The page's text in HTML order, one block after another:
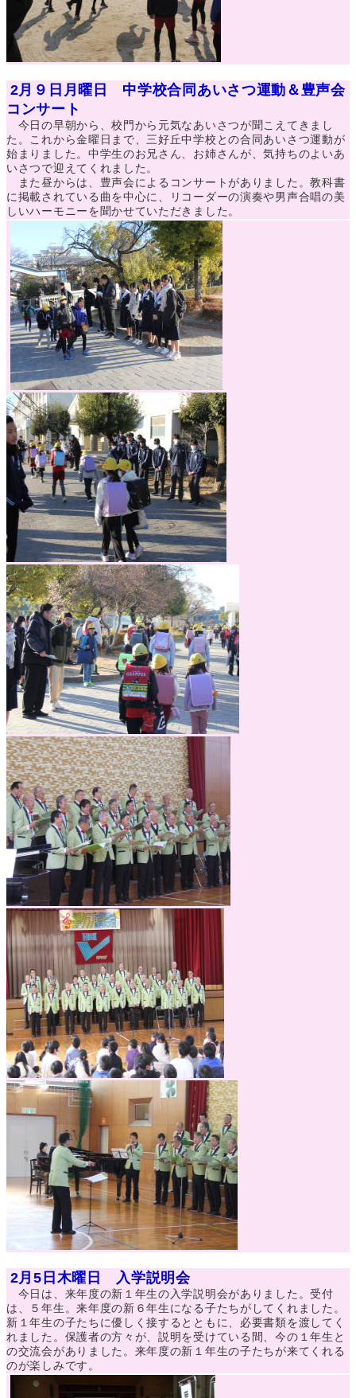
2月９日月曜日 中学校合同あいさつ運動＆豊声会
コンサート
今日の早朝から、校門から元気なあいさつが聞こえてきまし
た。これから金曜日まで、三好丘中学校との合同あいさつ運動が
始まりました。中学生のお兄さん、お姉さんが、気持ちのよいあ
いさつで迎えてくれました。
また昼からは、豊声会によるコンサートがありました。教科書
に掲載されている曲を中心に、リコーダーの演奏や男声合唱の美
しいハーモニーを聞かせていただきました。
2月5日木曜日 入学説明会
今日は、来年度の新１年生の入学説明会がありました。受付
は、５年生。来年度の新６年生になる子たちがしてくれました。
新１年生の子たちに優しく接するとともに、必要書類を渡してく
れました。保護者の方々が、説明を受けている間、今の１年生と
の交流会がありました。来年度の新１年生の子たちが来てくれる
のが楽しみです。